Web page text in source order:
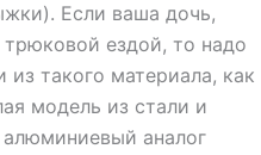
Если ваша дочь,
трюковой ездой, то надо
из такого материала, как
модель из стали и
аналог